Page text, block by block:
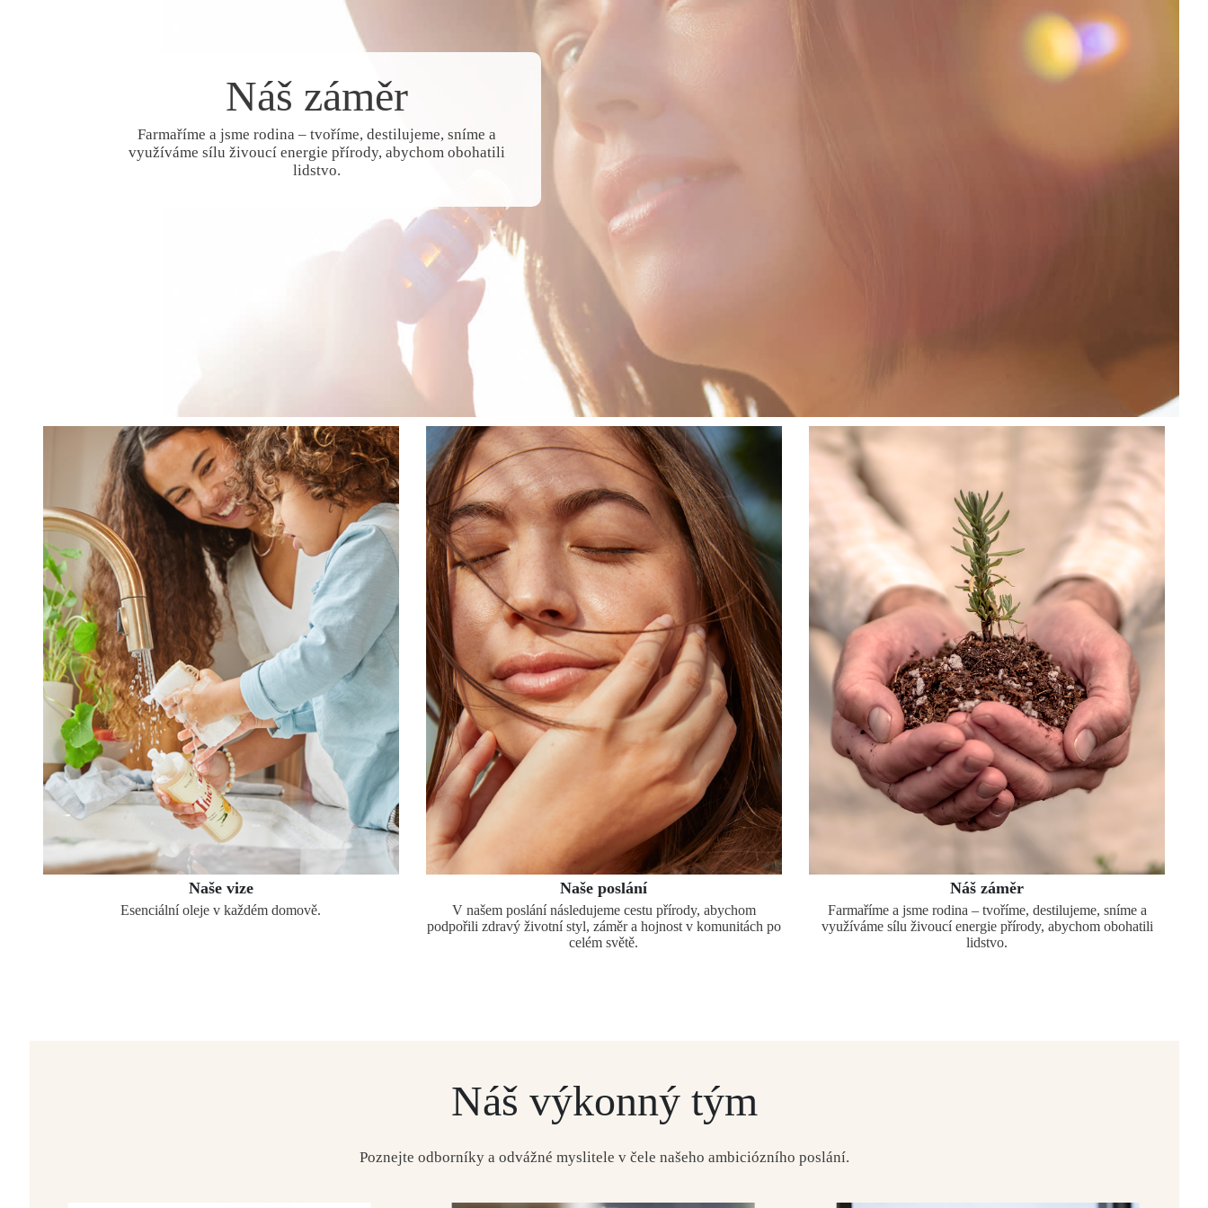
Náš záměr
Farmaříme a jsme rodina – tvoříme, destilujeme, sníme a
využíváme sílu živoucí energie přírody, abychom obohatili
lidstvo.
Naše vize
Esenciální oleje v každém domově.
Naše poslání
V našem poslání následujeme cestu přírody, abychom
podpořili zdravý životní styl, záměr a hojnost v komunitách po
celém světě.
Náš záměr
Farmaříme a jsme rodina – tvoříme, destilujeme, sníme a
využíváme sílu živoucí energie přírody, abychom obohatili
lidstvo.
Náš výkonný tým
Poznejte odborníky a odvážné myslitele v čele našeho ambiciózního poslání.